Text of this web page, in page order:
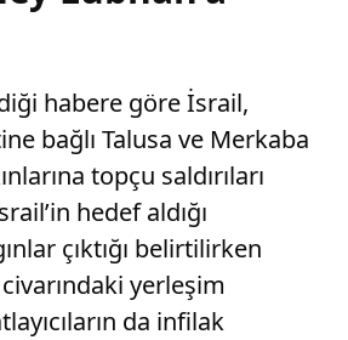
habere göre İsrail,
bağlı Talusa ve Merkaba
topçu saldırıları
hedef aldığı
çıktığı belirtilirken
yerleşim
da infilak